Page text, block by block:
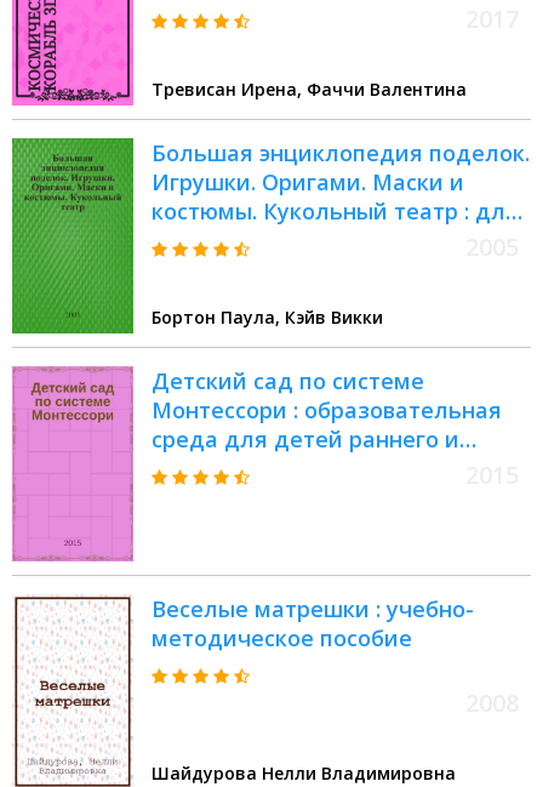
Тревисан Ирена, Фаччи Валентина
Большая энциклопедия поделок.
Игрушки. Оригами. Маски и
костюмы. Кукольный театр : для
мл. и сред. шк. возраста
Бортон Паула, Кэйв Викки
Детский сад по системе
Монтессори : образовательная
среда для детей раннего и
дошкольного возраста :
Веселые матрешки : учебно-
методическое пособие
Шайдурова Нелли Владимировна